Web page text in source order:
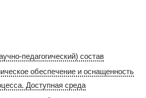
педагогический) состав
обеспечение и оснащенность
Доступная среда